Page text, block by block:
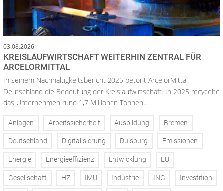
03.08.2026
KREISLAUFWIRTSCHAFT WEITERHIN ZENTRAL FÜR
ARCELORMITTAL
In seinem Nachhaltigkeitsbericht 2025 betont ArcelorMittal
Deutschland die Bedeutung der Kreislaufwirtschaft. In 2025 recycelte
das Unternehmen rund 1,7 Millionen Tonnen...
Anlagen Arbeitssicherheit Ausbildung Bremen
Deutschland Digitalisierung Duisburg Emissionen
Energie Energieeffizienz Entwicklung EU
Gesellschaft HZ IMU Industrie ING Investition